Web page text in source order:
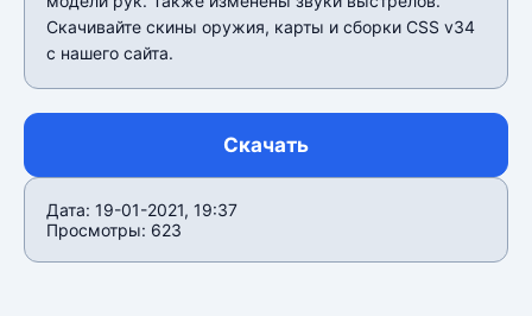
Скачивайте скины оружия, карты и сборки CSS v34
c нашего сайта.
Скачать
Дата: 19-01-2021, 19:37
Просмотры: 623